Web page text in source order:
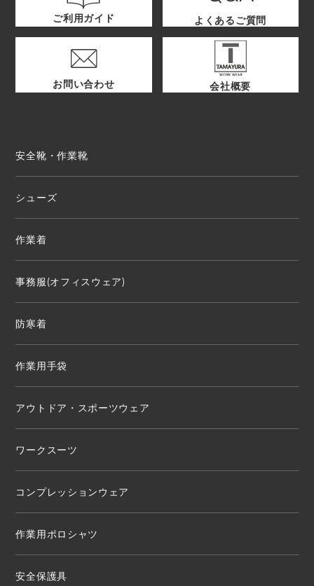
ご利用ガイド よくあるご質問
お問い合わせ 会社概要
安全靴・作業靴
シューズ
作業着
事務服(オフィスウェア)
防寒着
作業用手袋
アウトドア・スポーツウェア
ワークスーツ
コンプレッションウェア
作業用ポロシャツ
安全保護具